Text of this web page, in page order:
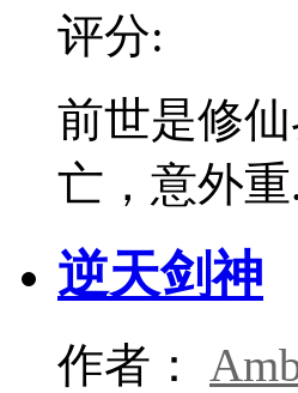
评分:
前世是修
亡，意外重
逆天剑神
作者：